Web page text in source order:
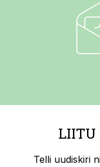
LIITU
Telli uudiskiri